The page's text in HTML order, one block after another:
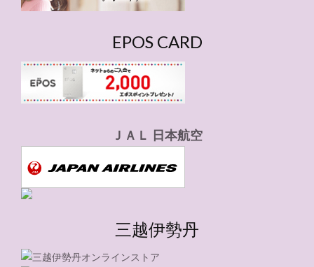
EPOS CARD
ＪＡＬ 日本航空
三越伊勢丹